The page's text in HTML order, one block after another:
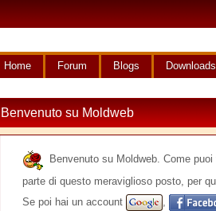
Home Forum Blogs Downloads
Benvenuto su Moldweb
Benvenuto su Moldweb. Come
parte di questo meraviglioso posto, per
Se poi hai un account
,